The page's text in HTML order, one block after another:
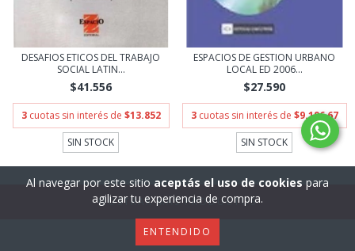
Al navegar por este sitio aceptás el uso de cookies para
agilizar tu experiencia de compra.
ENTENDIDO
DESAFIOS ETICOS DEL TRABAJO
SOCIAL LATIN...
$41.556
3 cuotas sin interés de $13.852
SIN STOCK
ESPACIOS DE GESTION URBANO
LOCAL ED 2006...
$27.590
3 cuotas sin interés de $9.196,67
SIN STOCK
MOSTRAR MÁS PRODUCTOS